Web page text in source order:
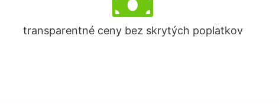
transparentné ceny bez skrytých poplatkov